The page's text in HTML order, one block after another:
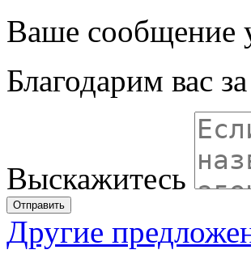
Ваше сообщение
Благодарим вас
Выскажитесь
Отправить
Другие